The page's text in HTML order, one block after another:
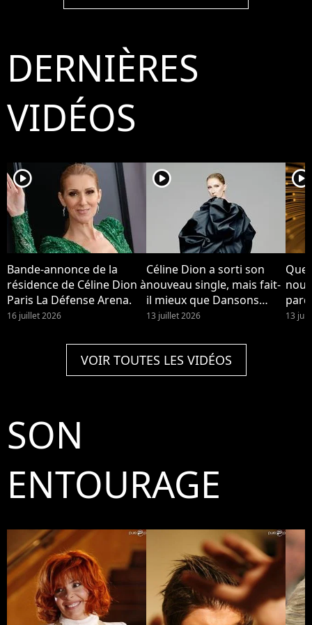
DERNIÈRES
VIDÉOS
player2
Bande-annonce de la
résidence de Céline Dion à
Paris La Défense Arena.
16 juillet 2026
player2
Céline Dion a sorti son
nouveau single, mais fait-
il mieux que Dansons
dans les classements ?
13 juillet 2026
player2
13
VOIR TOUTES LES VIDÉOS
SON
ENTOURAGE